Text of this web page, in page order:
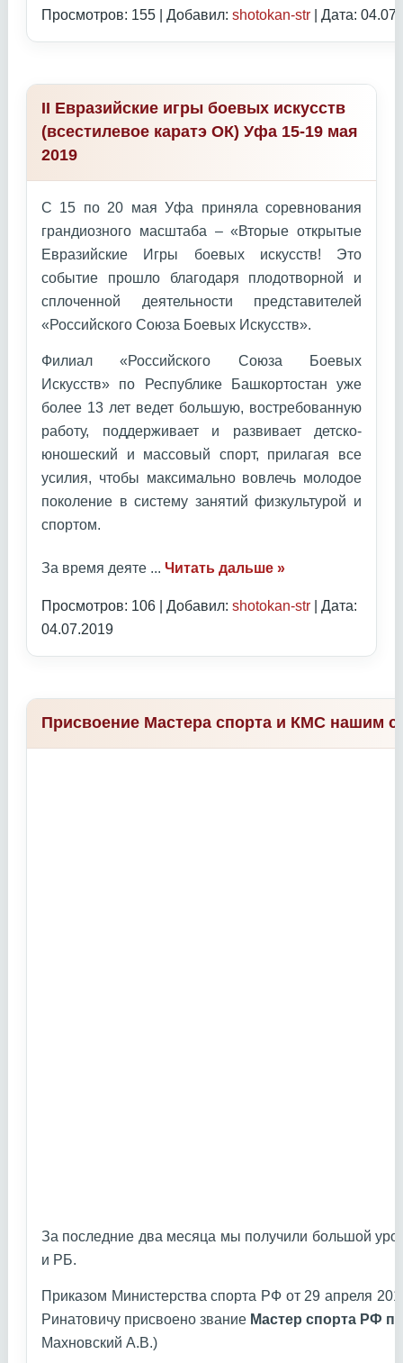
Просмотров: 155 | Добавил: shotokan-str | Дата:
II Евразийские игры боевых искусств
(всестилевое каратэ ОК) Уфа 15-19 мая
2019
С 15 по 20 мая Уфа приняла соревнования
грандиозного масштаба – «Вторые открытые
Евразийские Игры боевых искусств! Это
событие прошло благодаря плодотворной и
сплоченной деятельности представителей
«Российского Союза Боевых Искусств».
Филиал «Российского Союза Боевых
Искусств» по Республике Башкортостан уже
более 13 лет ведет большую, востребованную
работу, поддерживает и развивает детско-
юношеский и массовый спорт, прилагая все
усилия, чтобы максимально вовлечь молодое
поколение в систему занятий физкультурой и
спортом.
За время деяте ... Читать дальше »
Просмотров: 106 | Добавил: shotokan-str | Дата:
04.07.2019
Присвоение Мастера спорта и КМС нашим
За последние два месяца мы получили большой
и РБ.
Приказом Министерства спорта РФ от 29 апреля
Ринатовичу присвоено звание Мастер спорта РФ
Махновский А.В.)